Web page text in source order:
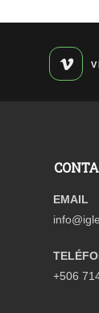
EMAIL
+506